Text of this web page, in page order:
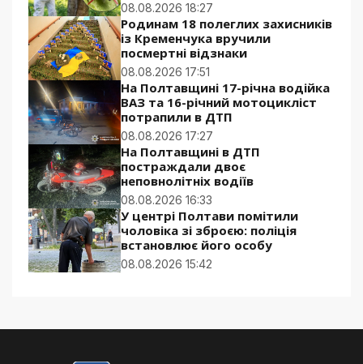
08.08.2026 18:27
Родинам 18 полеглих захисників
із Кременчука вручили
посмертні відзнаки
08.08.2026 17:51
На Полтавщині 17-річна водійка
ВАЗ та 16-річний мотоцикліст
потрапили в ДТП
08.08.2026 17:27
На Полтавщині в ДТП
постраждали двоє
неповнолітніх водіїв
08.08.2026 16:33
У центрі Полтави помітили
чоловіка зі зброєю: поліція
встановлює його особу
08.08.2026 15:42